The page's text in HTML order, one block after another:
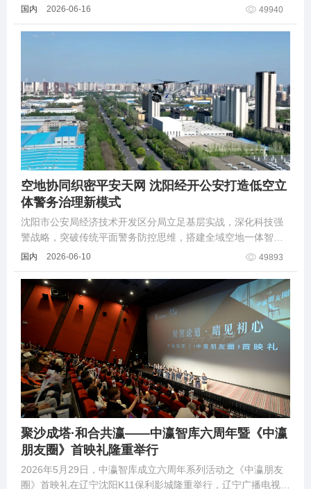
国内 2026-06-16 49940
空地协同织密平安天网 沈阳经开公安打造低空立
体警务治理新模式
沈阳市公安局经济技术开发区分局立足基层实战，深化科技强
警战略，突破传统平面警务防控思维，搭建全域空地一体智慧
警务体系，推动治安防控从“地面单向巡防”向“空地双向共治”转
国内 2026-06-10 49893
聚沙成塔·和合共瀛——中瀛智库六周年暨《中瀛
朋友圈》首映礼隆重举行
2026年5月29日，中瀛智库成立六周年系列活动之《中瀛朋友
圈》首映礼在辽宁沈阳K11保利影城隆重举行，辽宁广播电视台